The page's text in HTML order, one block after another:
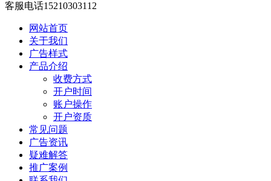
客服电话15210303112
网站首页
关于我们
广告样式
产品介绍
收费方式
开户时间
账户操作
开户资质
常见问题
广告资讯
疑难解答
推广案例